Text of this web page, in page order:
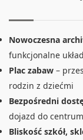
Nowoczesna
funkcjonalne
Plac zabaw –
rodzin z dziećmi
Bezpośredni
dojazd do
Bliskość szkół,